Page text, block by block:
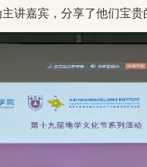
讲嘉宾，分享了他们宝贵